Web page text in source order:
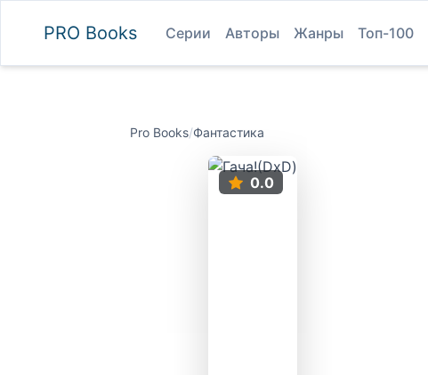
PRO Books Серии Авторы Жанры Топ-100
Pro Books/Фантастика
0.0